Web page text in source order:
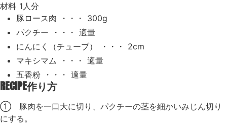
材料 1人分
豚ロース肉 ・・・ 300g
パクチー ・・・ 適量
にんにく（チューブ） ・・・ 2cm
マキシマム ・・・ 適量
五香粉 ・・・ 適量
RECIPE作り方
① 豚肉を一口大に切り、パクチーの茎を細かいみじん切り
にする。